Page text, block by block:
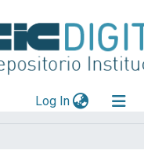
Log In(current)